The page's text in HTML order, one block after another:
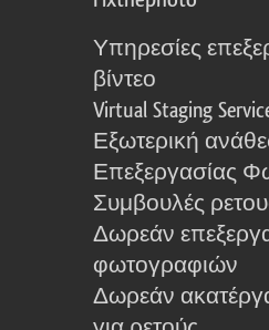
Υπηρεσίες
βίντεο
Virtual Staging
Εξωτερική
Επεξεργασίας
Συμβουλές
Δωρεάν
φωτογραφιών
Δωρεάν